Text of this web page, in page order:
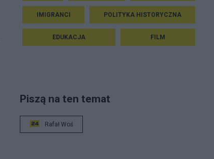
IMIGRANCI POLITYKA HISTORYCZNA
EDUKACJA FILM
Piszą na ten temat
Rafał Woś